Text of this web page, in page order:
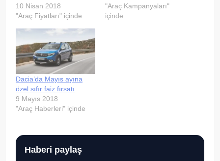
10 Nisan 2018
"Araç Fiyatları" içinde
"Araç Kampanyaları"
içinde
Dacia’da Mayıs ayına
özel sıfır faiz fırsatı
9 Mayıs 2018
"Araç Haberleri" içinde
Haberi paylaş